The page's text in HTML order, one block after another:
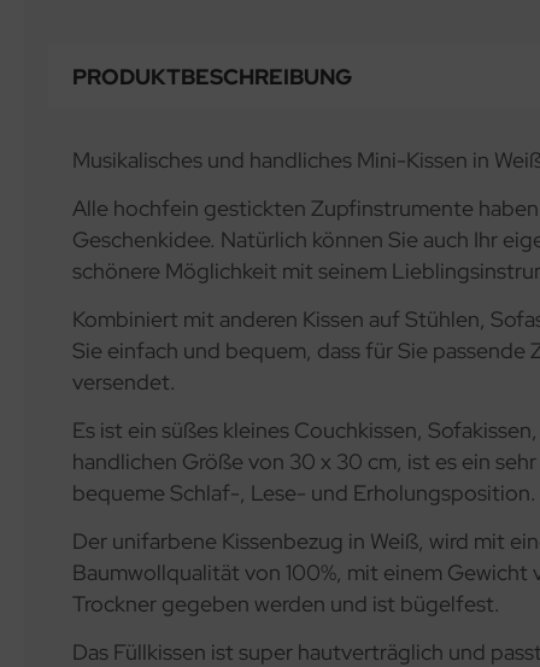
PRODUKTBESCHREIBUNG
Musikalisches und handliches Mini-Kissen in
Alle hochfein gestickten Zupfinstrumente
Geschenkidee. Natürlich können Sie auch Ihr
schönere Möglichkeit mit seinem
Kombiniert mit anderen Kissen auf Stühlen,
Sie einfach und bequem, dass für Sie
versendet.
Es ist ein süßes kleines Couchkissen,
handlichen Größe von 30 x 30 cm, ist es ein
bequeme Schlaf-, Lese- und
Der unifarbene Kissenbezug in Weiß, wird mit
Baumwollqualität von 100%, mit einem Gewicht
Trockner gegeben werden und ist bügelfest.
Das Füllkissen ist super hautverträglich und